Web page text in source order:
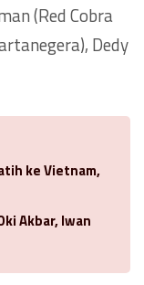
(Red Cobra
Dedy
ke Vietnam,
Akbar, Iwan